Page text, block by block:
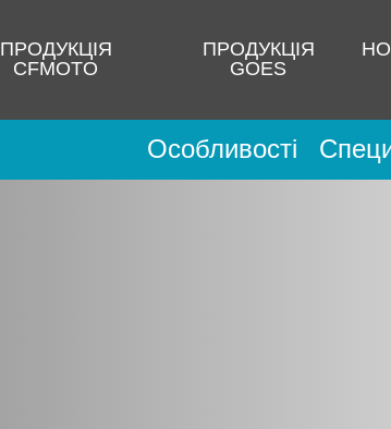
ПРОДУКЦІЯ
CFMOTO
ПРОДУКЦІЯ
GOES
Особливості